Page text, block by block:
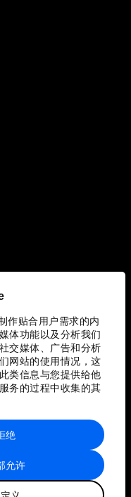
作贴合用户需求的内
体功能以及分析我们
交媒体、广告和分析
网站的使用情况，这
类信息与您提供给他
务的过程中收集的其
允许
绝